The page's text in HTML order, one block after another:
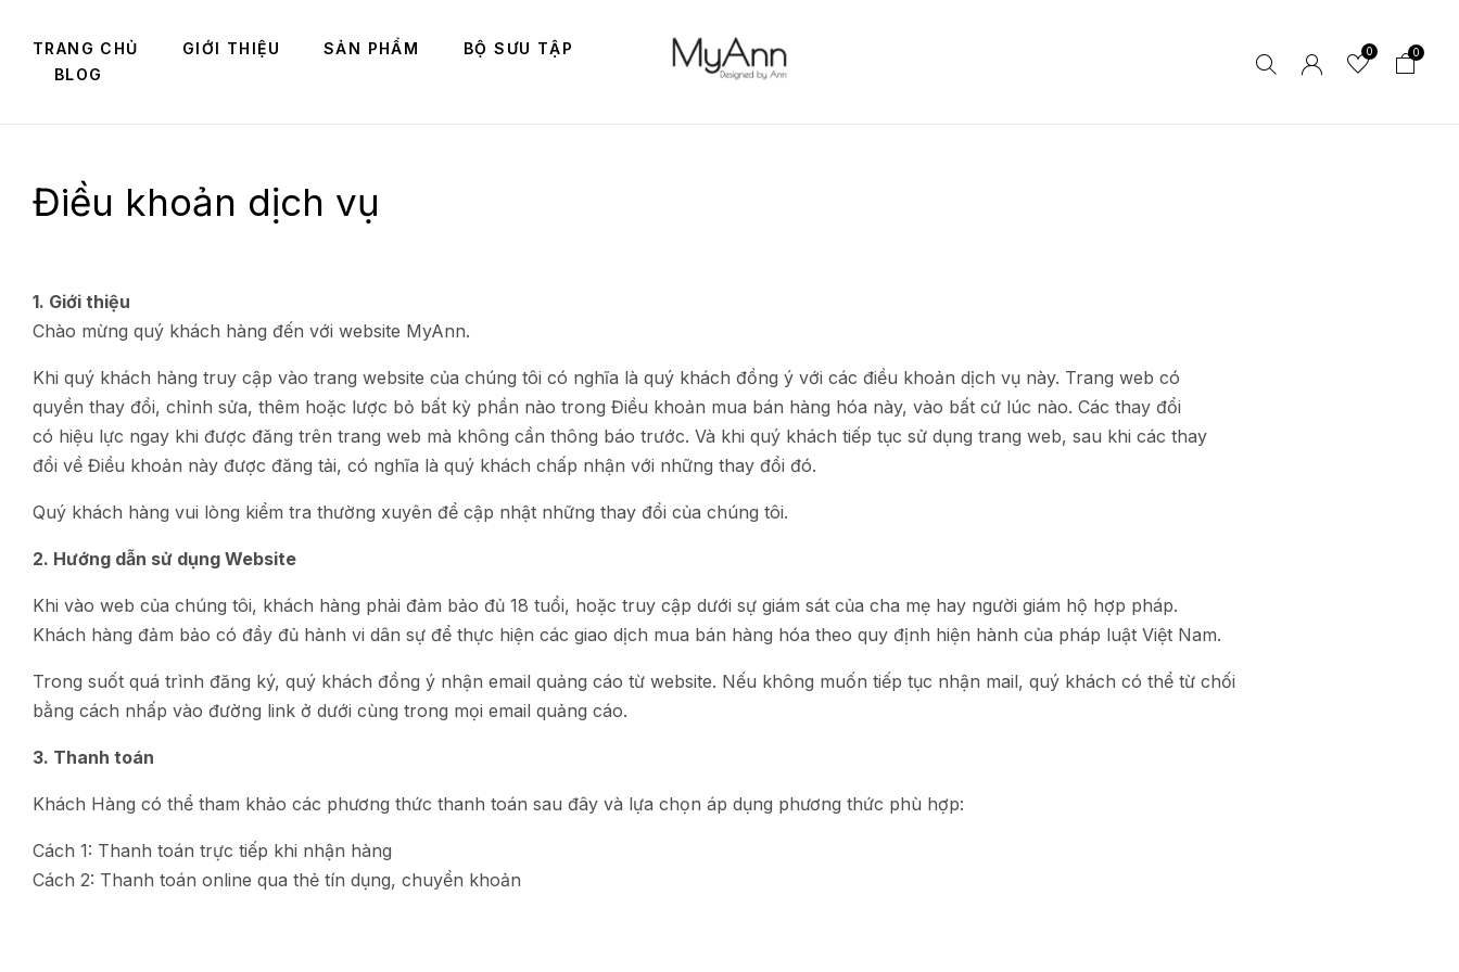
TRANG CHỦ GIỚI THIỆU SẢN PHẨM
BỘ SƯU TẬP
BLOG
0 0
Điều khoản dịch vụ
1. Giới thiệu
Chào mừng quý khách hàng đến với website MyAnn.
Khi quý khách hàng truy cập vào trang website của chúng tôi có nghĩa là quý khách đồng ý với các điều khoản dịch vụ này. Trang web có
quyền thay đổi, chỉnh sửa, thêm hoặc lược bỏ bất kỳ phần nào trong Điều khoản mua bán hàng hóa này, vào bất cứ lúc nào. Các thay đổi
có hiệu lực ngay khi được đăng trên trang web mà không cần thông báo trước. Và khi quý khách tiếp tục sử dụng trang web, sau khi các thay
đổi về Điều khoản này được đăng tải, có nghĩa là quý khách chấp nhận với những thay đổi đó.
Quý khách hàng vui lòng kiểm tra thường xuyên để cập nhật những thay đổi của chúng tôi.
2. Hướng dẫn sử dụng Website
Khi vào web của chúng tôi, khách hàng phải đảm bảo đủ 18 tuổi, hoặc truy cập dưới sự giám sát của cha mẹ hay người giám hộ hợp pháp.
Khách hàng đảm bảo có đầy đủ hành vi dân sự để thực hiện các giao dịch mua bán hàng hóa theo quy định hiện hành của pháp luật Việt Nam.
Trong suốt quá trình đăng ký, quý khách đồng ý nhận email quảng cáo từ website. Nếu không muốn tiếp tục nhận mail, quý khách có thể từ chối
bằng cách nhấp vào đường link ở dưới cùng trong mọi email quảng cáo.
3. Thanh toán
Khách Hàng có thể tham khảo các phương thức thanh toán sau đây và lựa chọn áp dụng phương thức phù hợp:
Cách 1: Thanh toán trực tiếp khi nhận hàng
Cách 2: Thanh toán online qua thẻ tín dụng, chuyển khoản